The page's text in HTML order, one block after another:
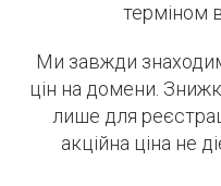
терміном
Ми завжди
цін на домени.
лише для
акційна ціна не